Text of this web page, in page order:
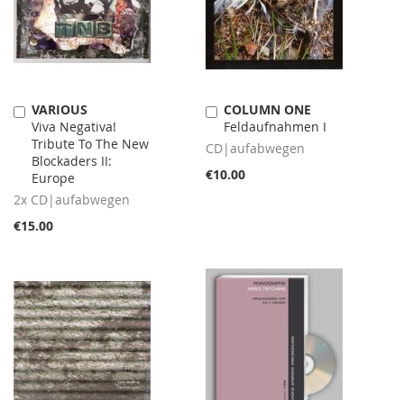
VARIOUS
Viva Negativa!
Tribute To The New
Blockaders II:
Europe
2x CD|aufabwegen
€15.00
Add
to
Cart
COLUMN ONE
Feldaufnahmen I
CD|aufabwegen
€10.00
Add
to
Cart